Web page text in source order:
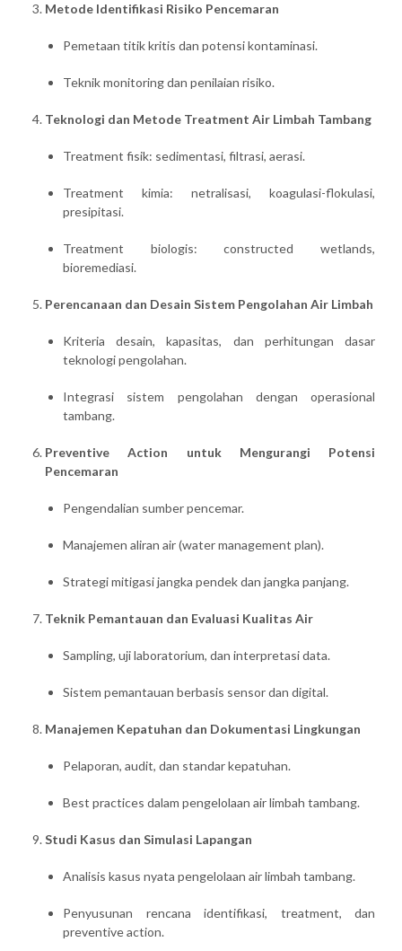
Metode Identifikasi Risiko Pencemaran
Pemetaan titik kritis dan potensi kontaminasi.
Teknik monitoring dan penilaian risiko.
Teknologi dan Metode Treatment Air Limbah Tambang
Treatment fisik: sedimentasi, filtrasi, aerasi.
Treatment kimia: netralisasi, koagulasi-flokulasi,
presipitasi.
Treatment biologis: constructed wetlands,
bioremediasi.
Perencanaan dan Desain Sistem Pengolahan Air Limbah
Kriteria desain, kapasitas, dan perhitungan dasar
teknologi pengolahan.
Integrasi sistem pengolahan dengan operasional
tambang.
Preventive Action untuk Mengurangi Potensi
Pencemaran
Pengendalian sumber pencemar.
Manajemen aliran air (water management plan).
Strategi mitigasi jangka pendek dan jangka panjang.
Teknik Pemantauan dan Evaluasi Kualitas Air
Sampling, uji laboratorium, dan interpretasi data.
Sistem pemantauan berbasis sensor dan digital.
Manajemen Kepatuhan dan Dokumentasi Lingkungan
Pelaporan, audit, dan standar kepatuhan.
Best practices dalam pengelolaan air limbah tambang.
Studi Kasus dan Simulasi Lapangan
Analisis kasus nyata pengelolaan air limbah tambang.
Penyusunan rencana identifikasi, treatment, dan
preventive action.